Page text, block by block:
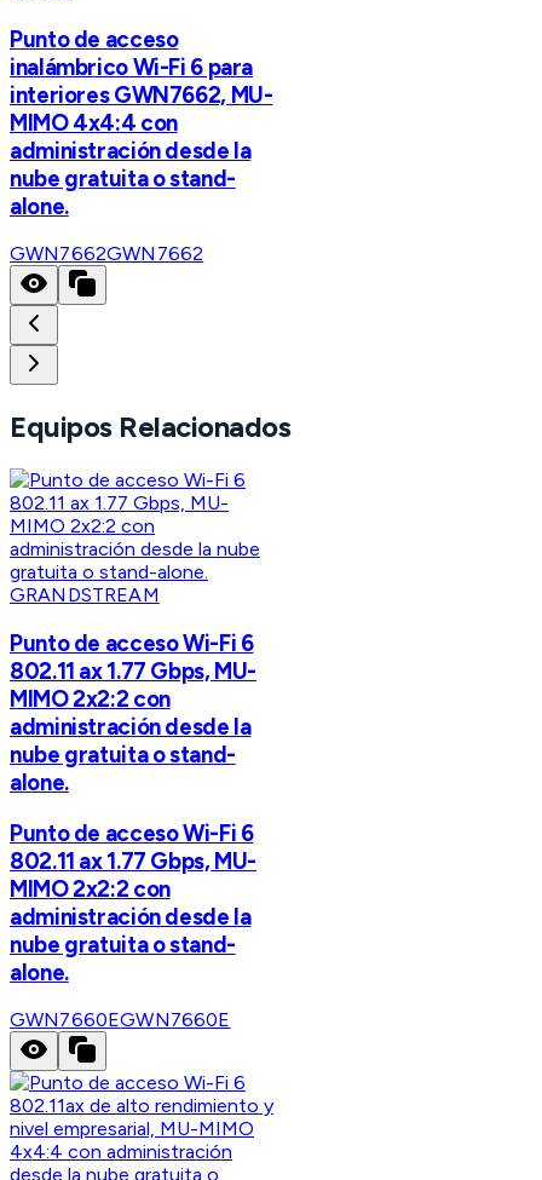
Punto de acceso
inalámbrico Wi-Fi 6 para
interiores GWN7662, MU-
MIMO 4x4:4 con
administración desde la
nube gratuita o stand-
alone.
GWN7662GWN7662
Equipos Relacionados
GRANDSTREAM
Punto de acceso Wi-Fi 6
802.11 ax 1.77 Gbps, MU-
MIMO 2x2:2 con
administración desde la
nube gratuita o stand-
alone.
Punto de acceso Wi-Fi 6
802.11 ax 1.77 Gbps, MU-
MIMO 2x2:2 con
administración desde la
nube gratuita o stand-
alone.
GWN7660EGWN7660E